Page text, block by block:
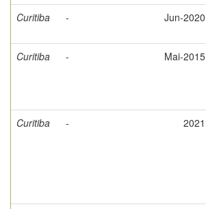
Curitiba
- Jun-2020
Curitiba
- Mai-2015
Curitiba
- 2021